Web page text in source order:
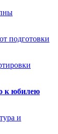
подготовки
к юбилею
и